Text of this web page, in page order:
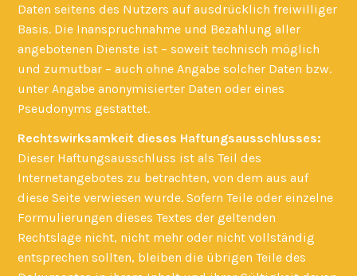
Daten seitens des Nutzers auf ausdrücklich freiwilliger
Basis. Die Inanspruchnahme und Bezahlung aller
angebotenen Dienste ist – soweit technisch möglich
und zumutbar – auch ohne Angabe solcher Daten bzw.
unter Angabe anonymisierter Daten oder eines
Pseudonyms gestattet.
Rechtswirksamkeit dieses Haftungsausschlusses:
Dieser Haftungsausschluss ist als Teil des
Internetangebotes zu betrachten, von dem aus auf
diese Seite verwiesen wurde. Sofern Teile oder einzelne
Formulierungen dieses Textes der geltenden
Rechtslage nicht, nicht mehr oder nicht vollständig
entsprechen sollten, bleiben die übrigen Teile des